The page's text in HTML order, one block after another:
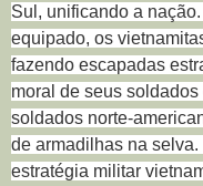
Sul, unificando a nação
equipado, os
fazendo escapadas
moral de seus
soldados norte-
de armadilhas na selva.
estratégia militar